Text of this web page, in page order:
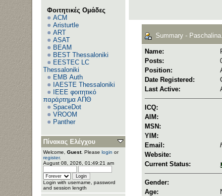
Φοιτητικές Ομάδες
ACM
Aristurtle
ART
ASAT
BEAM
BEST Thessaloniki
EESTEC LC
Thessaloniki
EΜΒ Auth
IAESTE Thessaloniki
IEEE φοιτητικό
παράρτημα ΑΠΘ
SpaceDot
VROOM
Panther
Πίνακας Ελέγχου
Welcome, Guest. Please login or
register.
August 08, 2026, 01:49:21 am
Login with username, password
and session length
Summary -
Name:
Posts:
Position:
Date Registered:
Last Active:
ICQ:
AIM:
MSN:
YIM:
Email:
Website:
Current Status:
Gender:
Age: